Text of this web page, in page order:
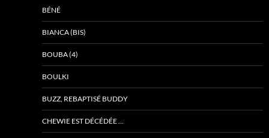
BÉNÉ
BIANCA (BIS)
BOUBA (4)
BOULKI
BUZZ, REBAPTISÉ BUDDY
CHEWIE EST DÉCÉDÉE …